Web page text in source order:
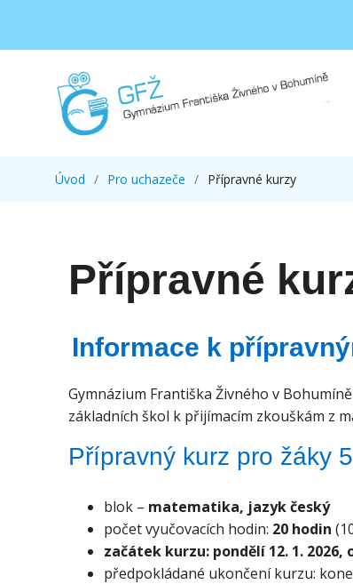
Úvod Pro uchazeče Přípravné kurzy
Přípravné
Informace k
Gymnázium Františka Živného v
základních škol k přijímacím zkouškám z
Přípravný kurz pro žáky
blok – matematika, jazyk český
počet vyučovacích hodin: 20 hodin
začátek kurzu: pondělí 12. 1. 2026,
předpokládané ukončení kurzu: